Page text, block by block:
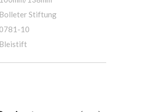
Bolleter Stiftung
0781-10
Bleistift